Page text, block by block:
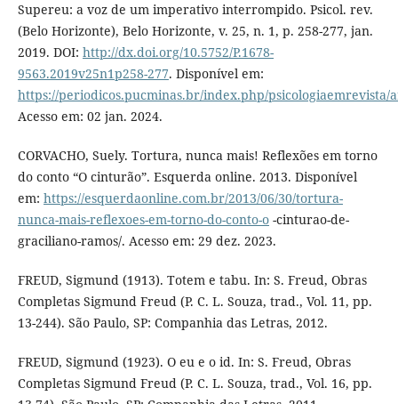
Supereu: a voz de um imperativo interrompido. Psicol. rev.
(Belo Horizonte), Belo Horizonte, v. 25, n. 1, p. 258-277, jan.
2019. DOI: http://dx.doi.org/10.5752/P.1678-
9563.2019v25n1p258-277. Disponível em:
https://periodicos.pucminas.br/index.php/psicologiaemrevista/
Acesso em: 02 jan. 2024.
CORVACHO, Suely. Tortura, nunca mais! Reflexões em torno
do conto “O cinturão”. Esquerda online. 2013. Disponível
em: https://esquerdaonline.com.br/2013/06/30/tortura-
nunca-mais-reflexoes-em-torno-do-conto-o-cinturao-de-
graciliano-ramos/. Acesso em: 29 dez. 2023.
FREUD, Sigmund (1913). Totem e tabu. In: S. Freud, Obras
Completas Sigmund Freud (P. C. L. Souza, trad., Vol. 11, pp.
13-244). São Paulo, SP: Companhia das Letras, 2012.
FREUD, Sigmund (1923). O eu e o id. In: S. Freud, Obras
Completas Sigmund Freud (P. C. L. Souza, trad., Vol. 16, pp.